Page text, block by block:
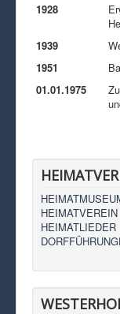
1928
1939
1951
01.01.1975
HEIMATVEREIN
HEIMATLIEDER